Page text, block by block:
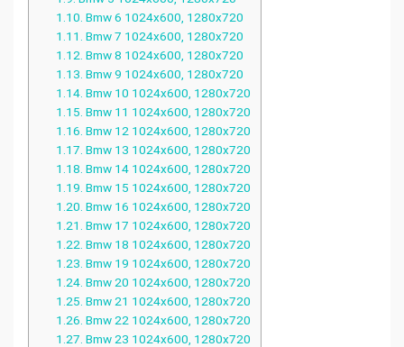
1.10. Bmw 6 1024x600, 1280x720
1.11. Bmw 7 1024x600, 1280x720
1.12. Bmw 8 1024x600, 1280x720
1.13. Bmw 9 1024x600, 1280x720
1.14. Bmw 10 1024x600, 1280x720
1.15. Bmw 11 1024x600, 1280x720
1.16. Bmw 12 1024x600, 1280x720
1.17. Bmw 13 1024x600, 1280x720
1.18. Bmw 14 1024x600, 1280x720
1.19. Bmw 15 1024x600, 1280x720
1.20. Bmw 16 1024x600, 1280x720
1.21. Bmw 17 1024x600, 1280x720
1.22. Bmw 18 1024x600, 1280x720
1.23. Bmw 19 1024x600, 1280x720
1.24. Bmw 20 1024x600, 1280x720
1.25. Bmw 21 1024x600, 1280x720
1.26. Bmw 22 1024x600, 1280x720
1.27. Bmw 23 1024x600, 1280x720